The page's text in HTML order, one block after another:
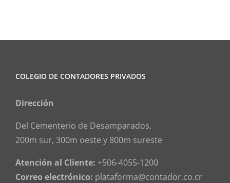
COLEGIO DE CONTADORES PRIVADOS
Dirección
Del Cementerio de Desamparados,
200m sur, 300m oeste y 800m sureste
Atención al Cliente: +506-4055-1200
Correo electrónico: plataforma@contador.co.cr